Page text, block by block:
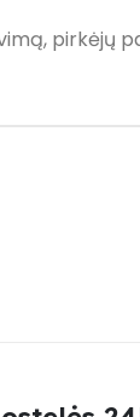
pirkėjų